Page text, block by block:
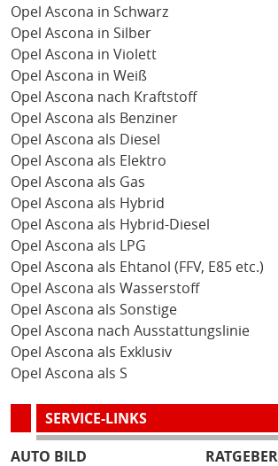
Opel Ascona in Schwarz
Opel Ascona in Silber
Opel Ascona in Violett
Opel Ascona in Weiß
Opel Ascona nach Kraftstoff
Opel Ascona als Benziner
Opel Ascona als Diesel
Opel Ascona als Elektro
Opel Ascona als Gas
Opel Ascona als Hybrid
Opel Ascona als Hybrid-Diesel
Opel Ascona als LPG
Opel Ascona als Ehtanol (FFV, E85 etc.)
Opel Ascona als Wasserstoff
Opel Ascona als Sonstige
Opel Ascona nach Ausstattungslinie
Opel Ascona als Exklusiv
Opel Ascona als S
SERVICE-LINKS
AUTO BILD
RATGEBER